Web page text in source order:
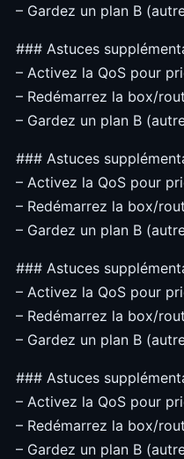
– Gardez un plan B
### Astuces
– Activez la QoS pour
– Redémarrez la box/
– Gardez un plan B
### Astuces
– Activez la QoS pour
– Redémarrez la box/
– Gardez un plan B
### Astuces
– Activez la QoS pour
– Redémarrez la box/
– Gardez un plan B
### Astuces
– Activez la QoS pour
– Redémarrez la box/
– Gardez un plan B